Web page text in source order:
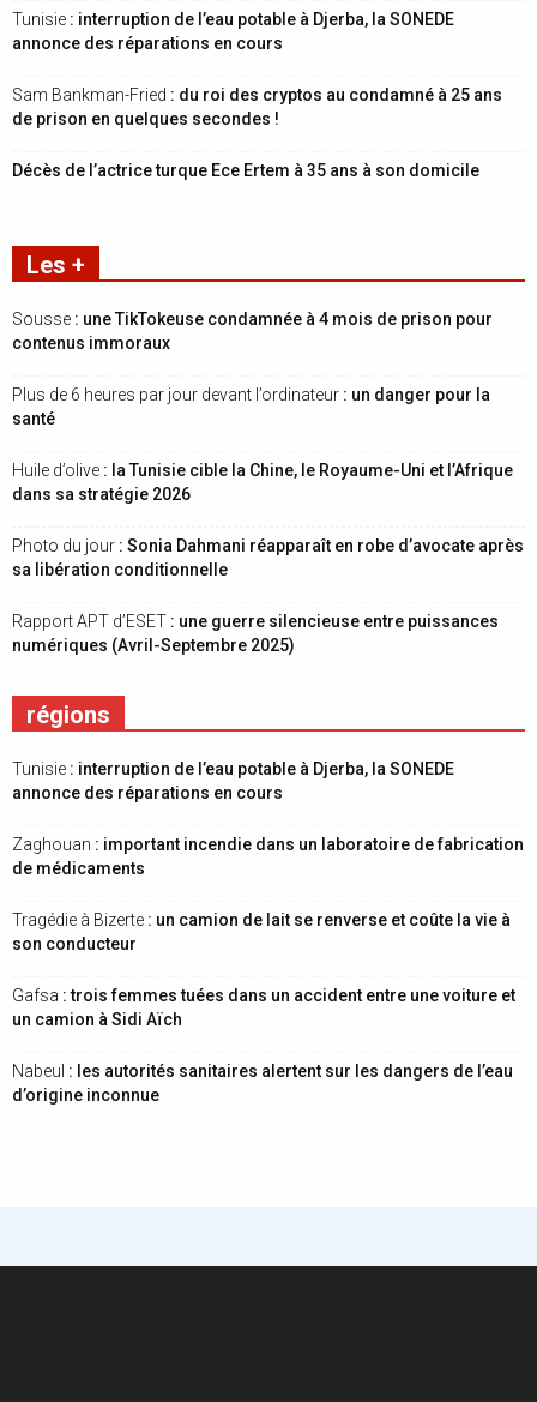
Tunisie : interruption de l’eau potable à Djerba, la SONEDE
annonce des réparations en cours
Sam Bankman-Fried : du roi des cryptos au condamné à 25 ans
de prison en quelques secondes !
Décès de l’actrice turque Ece Ertem à 35 ans à son domicile
Les +
Sousse : une TikTokeuse condamnée à 4 mois de prison pour
contenus immoraux
Plus de 6 heures par jour devant l’ordinateur : un danger pour la
santé
Huile d’olive : la Tunisie cible la Chine, le Royaume-Uni et l’Afrique
dans sa stratégie 2026
Photo du jour : Sonia Dahmani réapparaît en robe d’avocate après
sa libération conditionnelle
Rapport APT d’ESET : une guerre silencieuse entre puissances
numériques (Avril-Septembre 2025)
régions
Tunisie : interruption de l’eau potable à Djerba, la SONEDE
annonce des réparations en cours
Zaghouan : important incendie dans un laboratoire de fabrication
de médicaments
Tragédie à Bizerte : un camion de lait se renverse et coûte la vie à
son conducteur
Gafsa : trois femmes tuées dans un accident entre une voiture et
un camion à Sidi Aïch
Nabeul : les autorités sanitaires alertent sur les dangers de l’eau
d’origine inconnue